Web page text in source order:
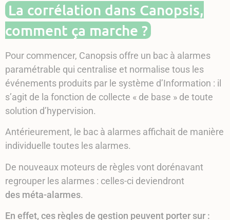
La corrélation dans Canopsis,
comment ça marche ?
Pour commencer, Canopsis offre un bac à alarmes
paramétrable qui centralise et normalise tous les
événements produits par le système d’Information : il
s’agit de la fonction de collecte « de base » de toute
solution d’hypervision.
Antérieurement, le bac à alarmes affichait de manière
individuelle toutes les alarmes.
De nouveaux moteurs de règles vont dorénavant
regrouper les alarmes : celles-ci deviendront
des méta-alarmes.
En effet, ces règles de gestion peuvent porter sur :